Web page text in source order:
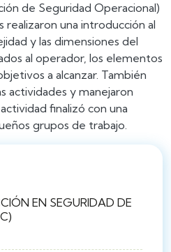
de Seguridad Operacional)
realizaron una introducción al
y las dimensiones del
al operador, los elementos
a alcanzar. También
actividades y manejaron
finalizó con una
grupos de trabajo.
EN SEGURIDAD DE